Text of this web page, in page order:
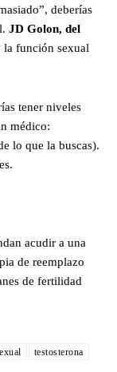
deberías
JD Golon, del
la función sexual
tener niveles
médico:
lo que la buscas).
acudir a una
de reemplazo
de fertilidad
testosterona